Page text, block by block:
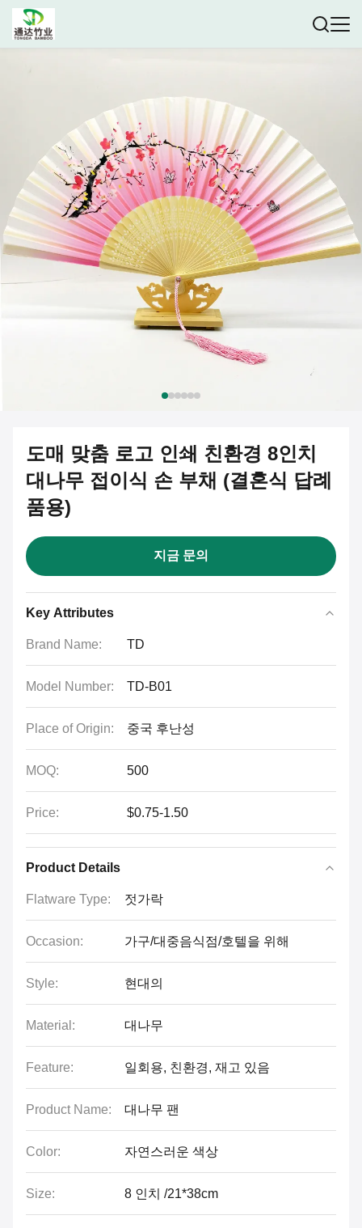
도매 맞춤 로고 인쇄 친환경 8인치
대나무 접이식 손 부채 (결혼식 답례
품용)
지금 문의
Key Attributes
Brand Name: TD
Model Number: TD-B01
Place of Origin: 중국 후난성
MOQ: 500
Price: $0.75-1.50
Product Details
Flatware Type: 젓가락
Occasion: 가구/대중음식점/호텔을 위해
Style: 현대의
Material: 대나무
Feature: 일회용, 친환경, 재고 있음
Product Name: 대나무 팬
Color: 자연스러운 색상
Size: 8 인치 /21*38cm